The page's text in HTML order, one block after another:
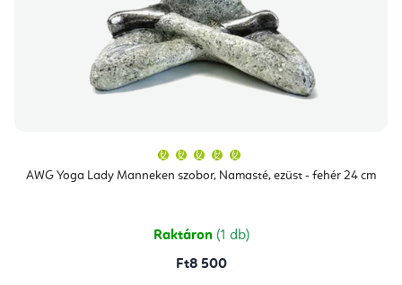
AWG Yoga Lady Manneken szobor, Namasté, ezüst - fehér 24 cm
átlagos
értékelése
csillag.
Raktáron (1 db)
Ft8 500